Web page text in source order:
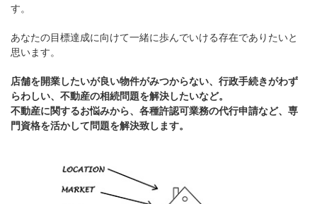
す。
あなたの目標達成に向けて一緒に歩んでいける存在でありたいと
思います。
店舗を開業したいが良い物件がみつからない、行政手続きがわず
らわしい、不動産の相続問題を解決したいなど。
不動産に関するお悩みから、各種許認可業務の代行申請など、専
門資格を活かして問題を解決致します。